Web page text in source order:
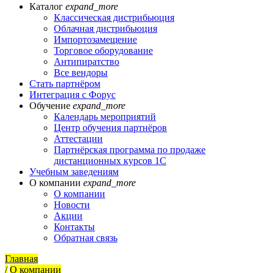
Каталог expand_more
Классическая дистрибьюция
Облачная дистрибьюция
Импортозамещение
Торговое оборудование
Антипиратство
Все вендоры
Стать партнёром
Интеграция с Форус
Обучение expand_more
Календарь мероприятий
Центр обучения партнёров
Аттестации
Партнёрская программа по продаже
дистанционных курсов 1С
Учебным заведениям
О компании expand_more
О компании
Новости
Акции
Контакты
Обратная связь
Главная
/ О компании